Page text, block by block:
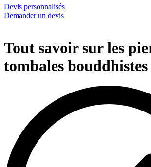
Devis personnalisés
Demander un devis
Tout savoir sur les
tombales bouddhistes